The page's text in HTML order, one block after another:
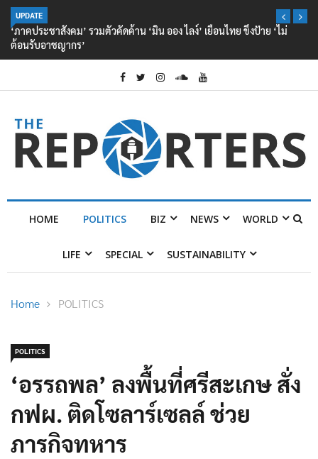
UPDATE
‘ภาคประชาสังคม’ รวมตัวคัดค้าน ‘มิน ออง ไลง์’ เยือนไทย ขึงป้าย ‘ไม่
ต้อนรับอาชญากร’
HOME POLITICS BIZ NEWS WORLD
LIFE SPECIAL SUSTAINABILITY
Home POLITICS
POLITICS
‘อรรถพล’ ลงพื้นที่ศรีสะเกษ สั่ง
กฟผ. ติดโซลาร์เซลล์ ช่วย
ภารกิจทหาร